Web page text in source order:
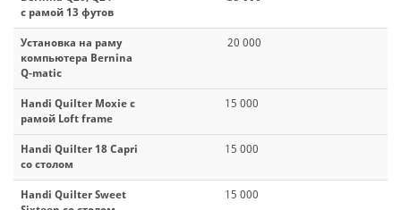
с рамой 13 футов
Установка на раму
компьютера Bernina
Q-matic
20 000
Handi Quilter Moxie с
рамой Loft frame
15 000
Handi Quilter 18 Capri
со столом
15 000
Handi Quilter Sweet
15 000